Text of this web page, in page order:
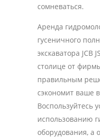
сомневаться.
Аренда
гусеничного
экскаватора JCB
столице от
правильным
сэкономит ваше
Воспользуйтесь
использованию
оборудования, а